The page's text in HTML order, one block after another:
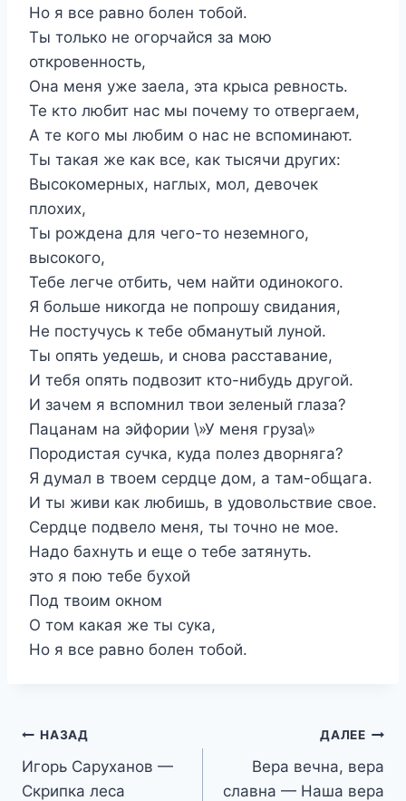
Но я все равно болен тобой.
Ты только не огорчайся за мою
откровенность,
Она меня уже заела, эта крыса ревность.
Те кто любит нас мы почему то отвергаем,
А те кого мы любим о нас не вспоминают.
Ты такая же как все, как тысячи других:
Высокомерных, наглых, мол, девочек
плохих,
Ты рождена для чего-то неземного,
высокого,
Тебе легче отбить, чем найти одинокого.
Я больше никогда не попрошу свидания,
Не постучусь к тебе обманутый луной.
Ты опять уедешь, и снова расставание,
И тебя опять подвозит кто-нибудь другой.
И зачем я вспомнил твои зеленый глаза?
Пацанам на эйфории \»У меня груза\»
Породистая сучка, куда полез дворняга?
Я думал в твоем сердце дом, а там-общага.
И ты живи как любишь, в удовольствие свое.
Сердце подвело меня, ты точно не мое.
Надо бахнуть и еще о тебе затянуть.
это я пою тебе бухой
Под твоим окном
О том какая же ты сука,
Но я все равно болен тобой.
Навигация
по
НАЗАД
Игорь Саруханов —
Скрипка леса
ДАЛЕЕ
Вера вечна, вера
славна — Наша вера